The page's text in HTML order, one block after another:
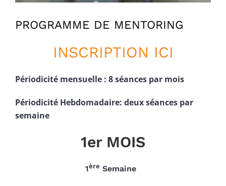
PROGRAMME DE MENTORING
INSCRIPTION ICI
Périodicité mensuelle : 8 séances par mois
Périodicité Hebdomadaire: deux séances par
semaine
1er MOIS
1ère Semaine